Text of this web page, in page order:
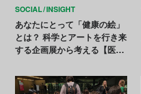
SOCIAL INSIGHT
あなたにとって「健康の絵」
とは？ 科学とアートを行き来
する企画展から考える【医療